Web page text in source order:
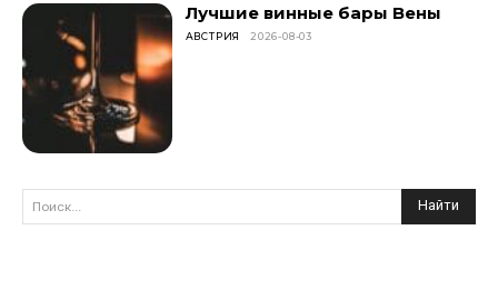
Лучшие винные бары Вены
АВСТРИЯ 2026-08-03
Поиск... Найти